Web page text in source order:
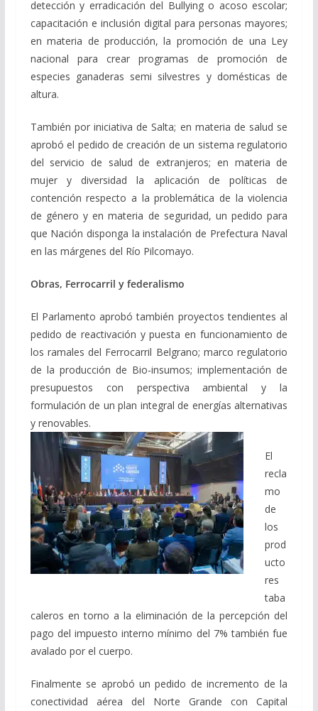
detección y erradicación del Bullying o acoso escolar;
capacitación e inclusión digital para personas mayores;
en materia de producción, la promoción de una Ley
nacional para crear programas de promoción de
especies ganaderas semi silvestres y domésticas de
altura.
También por iniciativa de Salta; en materia de salud se
aprobó el pedido de creación de un sistema regulatorio
del servicio de salud de extranjeros; en materia de
mujer y diversidad la aplicación de políticas de
contención respecto a la problemática de la violencia
de género y en materia de seguridad, un pedido para
que Nación disponga la instalación de Prefectura Naval
en las márgenes del Río Pilcomayo.
Obras, Ferrocarril y federalismo
El Parlamento aprobó también proyectos tendientes al
pedido de reactivación y puesta en funcionamiento de
los ramales del Ferrocarril Belgrano; marco regulatorio
de la producción de Bio-insumos; implementación de
presupuestos con perspectiva ambiental y la
formulación de un plan integral de energías alternativas
y renovables.
El
recla
mo
de
los
prod
ucto
res
taba
caleros en torno a la eliminación de la percepción del
pago del impuesto interno mínimo del 7% también fue
avalado por el cuerpo.
Finalmente se aprobó un pedido de incremento de la
conectividad aérea del Norte Grande con Capital